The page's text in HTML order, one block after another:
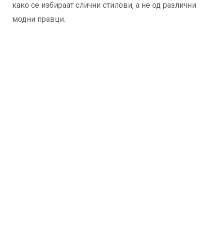
како се избираат слични стилови, а не од различни
модни правци.